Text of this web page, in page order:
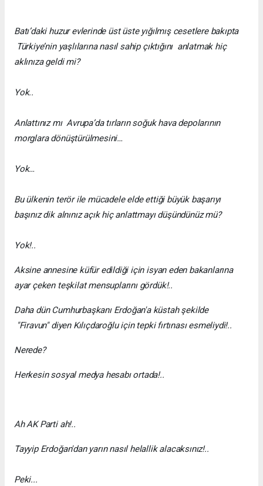
Batı’daki huzur evlerinde üst üste yığılmış cesetlere bakıpta
Türkiye’nin yaşlılarına nasıl sahip çıktığını anlatmak hiç
aklınıza geldi mi?
Yok..
Anlattınız mı Avrupa’da tırların soğuk hava depolarının
morglara dönüştürülmesini…
Yok…
Bu ülkenin terör ile mücadele elde ettiği büyük başarıyı
başınız dik alnınız açık hiç anlattmayı düşündünüz mü?
Yok!..
Aksine annesine küfür edildiği için isyan eden bakanlarına
ayar çeken teşkilat mensuplarını gördük!..
Daha dün Cumhurbaşkanı Erdoğan'a küstah şekilde
"Firavun" diyen Kılıçdaroğlu için tepki fırtınası esmeliydi!..
Nerede?
Herkesin sosyal medya hesabı ortada!..
Ah AK Parti ah!..
Tayyip Erdoğan'dan yarın nasıl helallik alacaksınız!..
Peki...